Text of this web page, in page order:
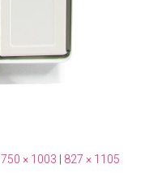
750 × 1003 | 827 × 1105